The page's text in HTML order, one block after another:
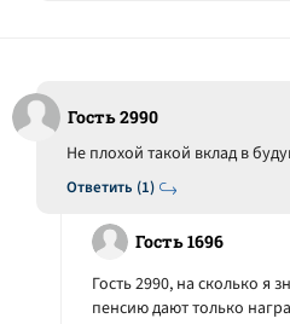
Гость 2990
Ответить (1)
Не плохой такой вклад в
Гость 1696
Гость 2990, на сколько я
пенсию дают только